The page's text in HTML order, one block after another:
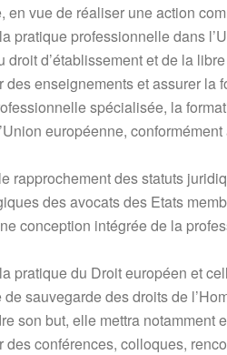
en vue de réaliser une action
pratique professionnelle dans
d’établissement et de la
des enseignements et assurer la
spécialisée, la
européenne,
rapprochement des statuts
des avocats des Etats
conception intégrée de la
pratique du Droit européen et
sauvegarde des droits de
son but, elle mettra
des conférences, colloques,